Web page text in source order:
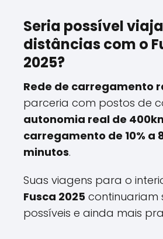
Seria possível
distâncias com o
2025?
Rede de carregamento
parceria com postos de
autonomia real de
carregamento de 10% a
minutos.
Suas viagens para o
Fusca 2025 continuariam
possíveis e ainda mais